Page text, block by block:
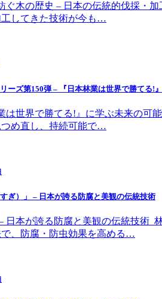
ぐ木の歴史 – 日本の伝統的伐採・
してきた技術が今も…
ーズ第150弾 – 『日本林業は世界で勝てる!
は世界で勝てる!』に学ぶ未来の可
め直し、持続可能で…
すぎ）」 – 日本が誇る防腐と美観の伝統技術
日本が誇る防腐と美観の伝統技術
、防腐・防虫効果を高める…